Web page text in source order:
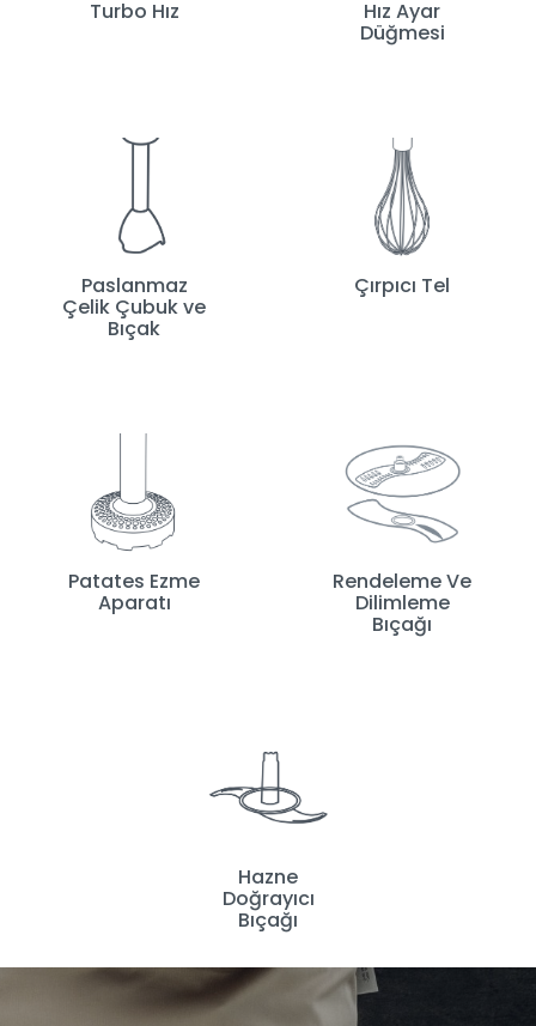
Turbo Hız Hız Ayar
Düğmesi
Paslanmaz
Çelik Çubuk ve
Bıçak
Çırpıcı Tel
Patates Ezme
Aparatı
Rendeleme Ve
Dilimleme
Bıçağı
Hazne
Doğrayıcı
Bıçağı